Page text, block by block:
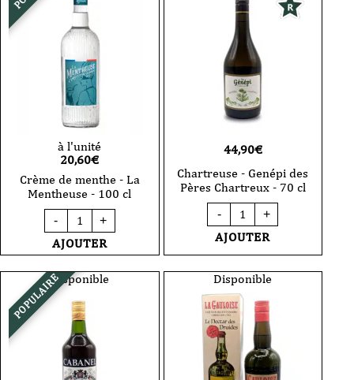
2017
-
50cl
à l'unité
20,60€
Crème de menthe - La
Mentheuse - 100 cl
-
quantité
de
Crème
de
-
La
Mentheuse
100
cl
+
AJOUTER
44,90€
Chartreuse - Genépi des
Pères Chartreux - 70 cl
-
quantité
de
Chartreuse
-
Genépi
des
Pères
Chartreux
-
70
cl
+
AJOUTER
POPULAIREDisponible Disponible